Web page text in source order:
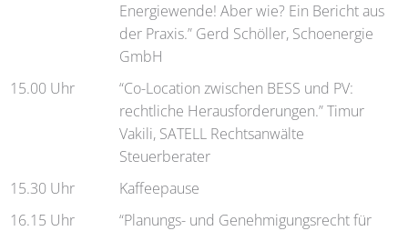
Energiewende! Aber wie? Ein Bericht aus
der Praxis.” Gerd Schöller, Schoenergie
GmbH
15.00 Uhr
“Co-Location zwischen BESS und PV:
rechtliche Herausforderungen.” Timur
Vakili, SATELL Rechtsanwälte
Steuerberater
15.30 Uhr
Kaffeepause
16.15 Uhr
“Planungs- und Genehmigungsrecht für